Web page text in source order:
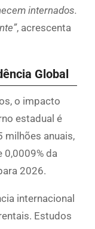
internados.
, acrescenta
Global
o impacto
estadual é
milhões anuais,
0,0009% da
2026.
internacional
Estudos